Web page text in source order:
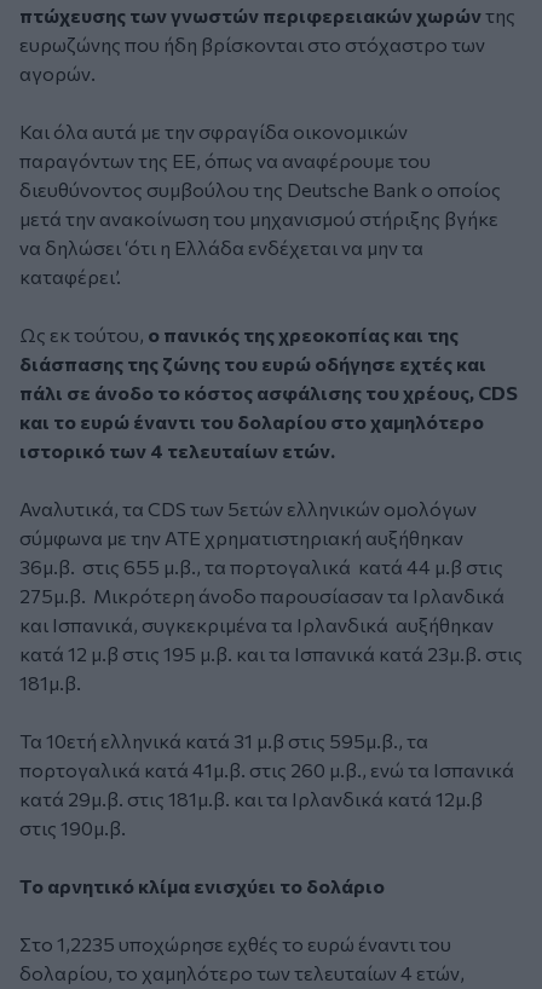
πτώχευσης των γνωστών περιφερειακών χωρώντης
ευρωζώνης που ήδη βρίσκονται στο στόχαστρο των
αγορών.
Και όλα αυτά με την σφραγίδα οικονομικών
παραγόντων της ΕΕ, όπως να αναφέρουμε του
διευθύνοντος συμβούλου της Deutsche Bank ο οποίος
μετά την ανακοίνωση του μηχανισμού στήριξης βγήκε
να δηλώσει ‘ότι η Ελλάδα ενδέχεται να μην τα
καταφέρει’.
Ως εκ τούτου, ο πανικός της χρεοκοπίας και της
διάσπασης της ζώνης του ευρώ οδήγησε εχτές και
πάλι σε άνοδο το κόστος ασφάλισης του χρέους, CDS
και το ευρώ έναντι του δολαρίου στο χαμηλότερο
ιστορικό των 4 τελευταίων ετών.
Αναλυτικά, τα CDS των 5ετών ελληνικών ομολόγων
σύμφωνα με την ΑΤΕ χρηματιστηριακή αυξήθηκαν
36μ.β. στις 655 μ.β., τα πορτογαλικά κατά 44 μ.β στις
275μ.β. Μικρότερη άνοδο παρουσίασαν τα Ιρλανδικά
και Ισπανικά, συγκεκριμένα τα Ιρλανδικά αυξήθηκαν
κατά 12 μ.β στις 195 μ.β. και τα Ισπανικά κατά 23μ.β. στις
181μ.β.
Τα 10ετή ελληνικά κατά 31 μ.β στις 595μ.β., τα
πορτογαλικά κατά 41μ.β. στις 260 μ.β., ενώ τα Ισπανικά
κατά 29μ.β. στις 181μ.β. και τα Ιρλανδικά κατά 12μ.β
στις 190μ.β.
Το αρνητικό κλίμα ενισχύει το δολάριο
Στο 1,2235 υποχώρησε εχθές το ευρώ έναντι του
δολαρίου, το χαμηλότερο των τελευταίων 4 ετών,